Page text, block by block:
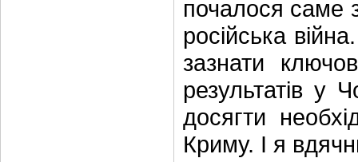
почалося саме
російська
зазнати
результатів
досягти
Криму. І я